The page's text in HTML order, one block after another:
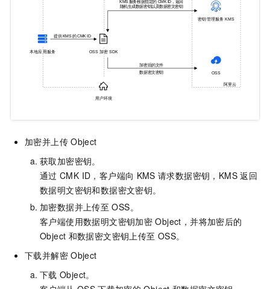
加密并上传 Object
获取加密密钥。
通过 CMK ID，客户端向 KMS 请求数据密钥，KMS 返回
数据明文密钥和数据密文密钥。
加密数据并上传至 OSS。
客户端使用数据明文密钥加密 Object，并将加密后的
Object 和数据密文密钥上传至 OSS。
下载并解密 Object
下载 Object。